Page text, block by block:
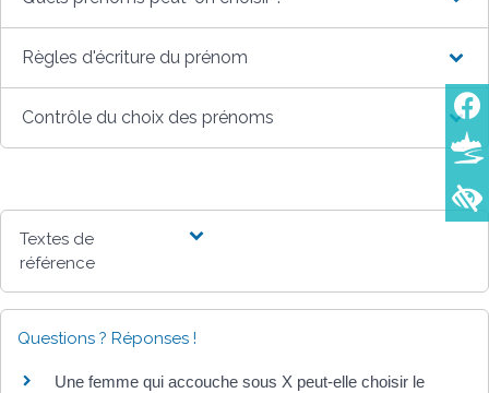
Règles d'écriture du prénom
Contrôle du choix des prénoms
Textes de
référence
Questions ? Réponses !
Une femme qui accouche sous X peut-elle choisir le